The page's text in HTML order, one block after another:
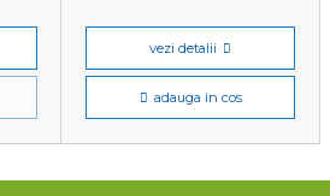
vezi detalii
adauga in cos